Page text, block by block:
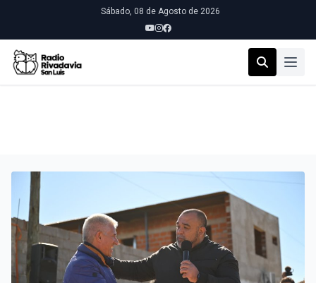
Sábado, 08 de Agosto de 2026